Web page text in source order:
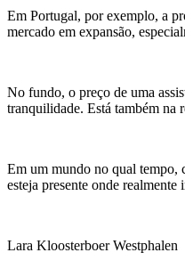
Em Portugal, por exemplo, a
mercado em expansão,
No fundo, o preço de uma
tranquilidade. Está também na
Em um mundo no qual tempo,
esteja presente onde realmente
Lara Kloosterboer Westphalen